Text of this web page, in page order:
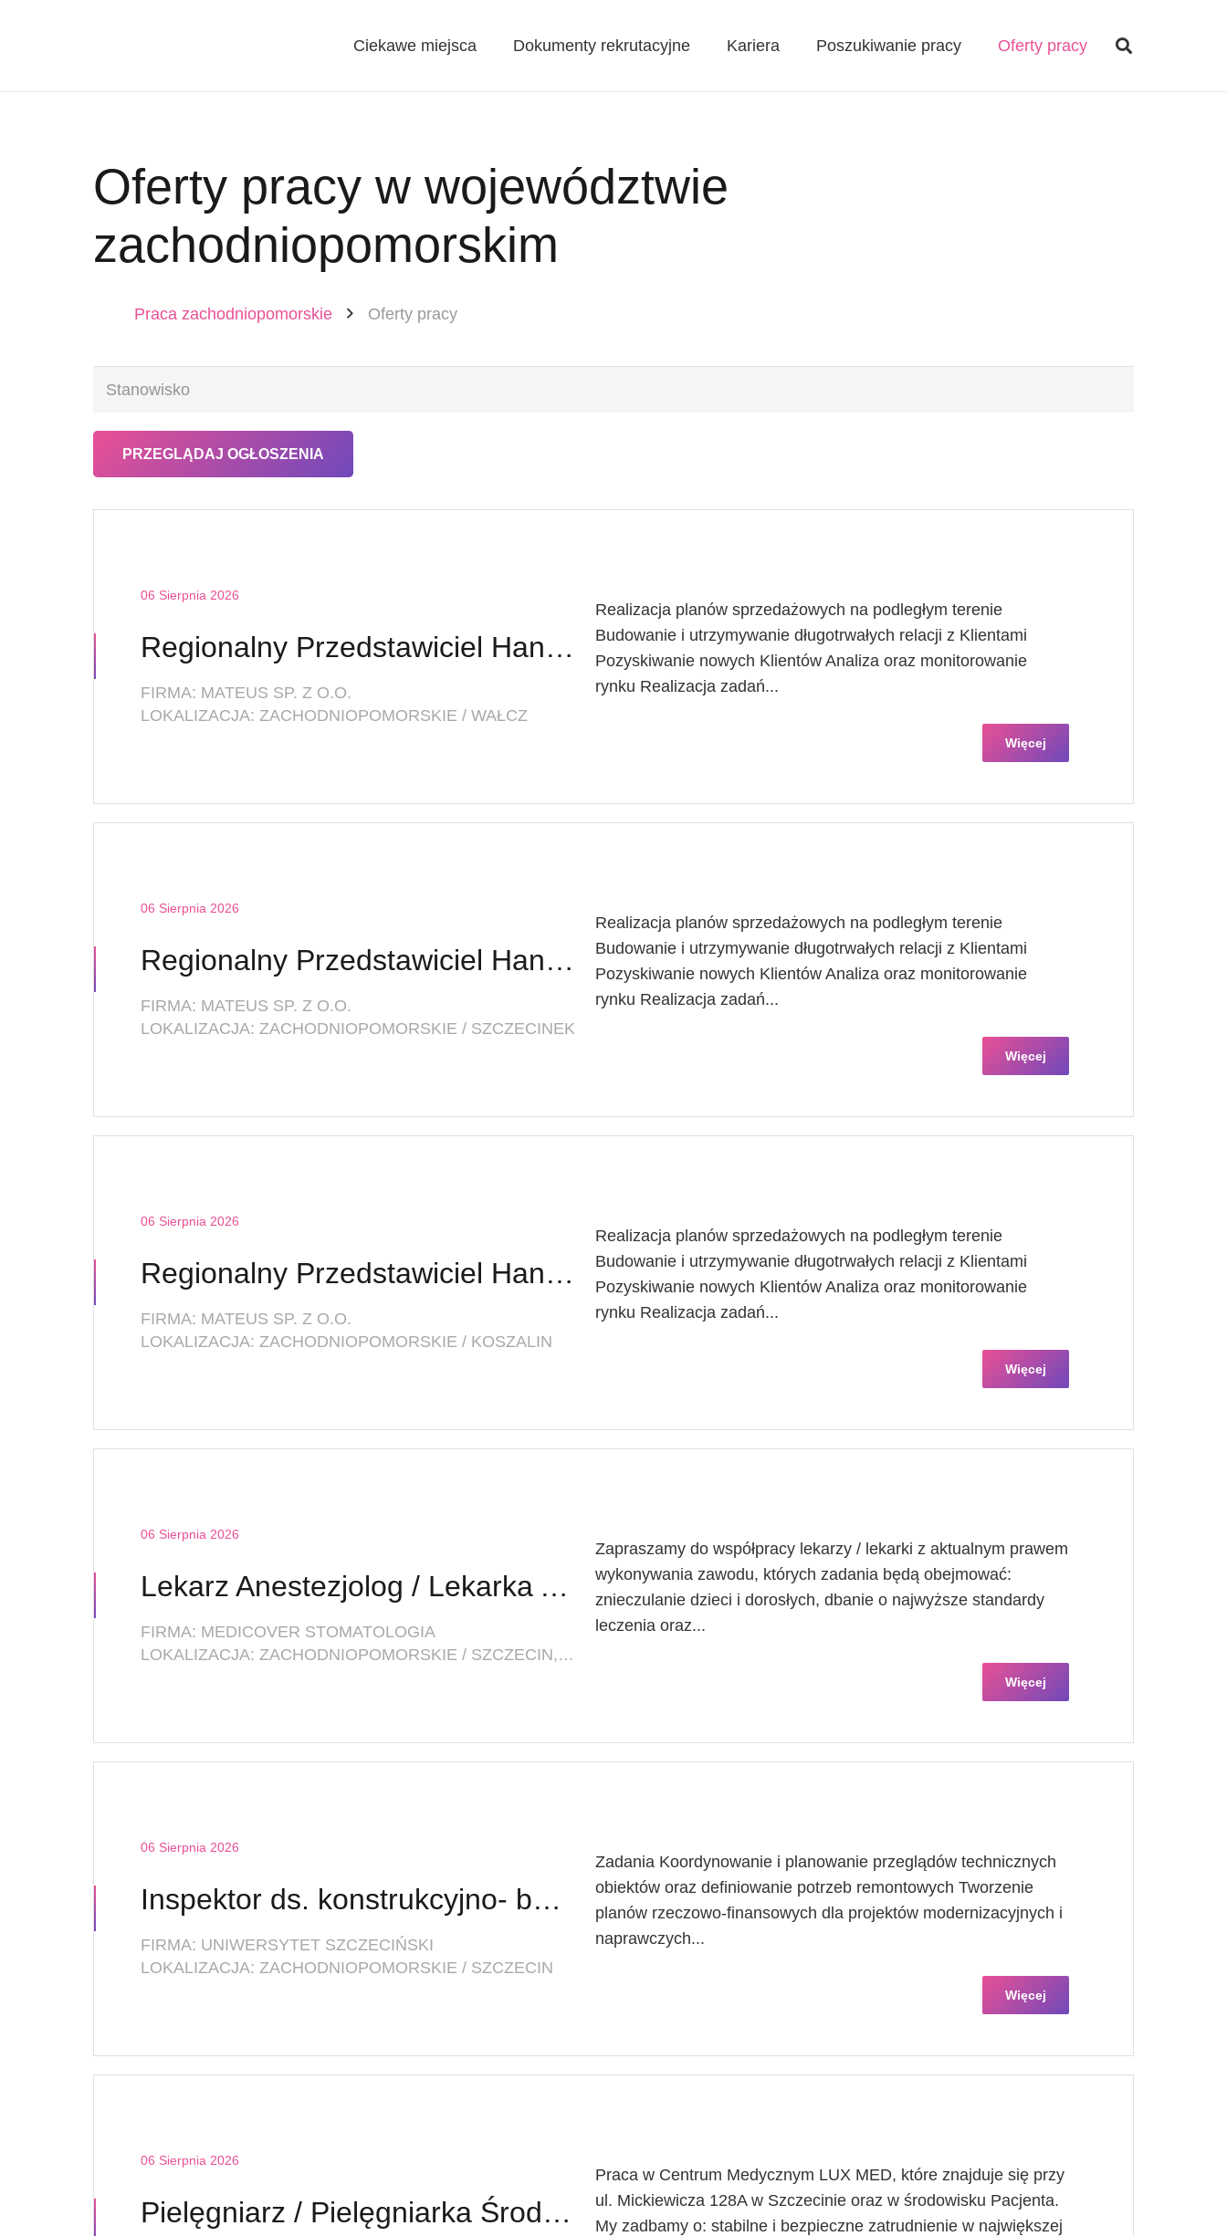
Ciekawe miejsca Dokumenty rekrutacyjne Kariera Poszukiwanie pracy Oferty pracy
Oferty pracy w województwie
zachodniopomorskim
Praca zachodniopomorskie Oferty pracy
06 Sierpnia 2026
Regionalny Przedstawiciel Handlowy (K/M)
FIRMA: MATEUS SP. Z O.O.
LOKALIZACJA: ZACHODNIOPOMORSKIE / WAŁCZ
Realizacja planów sprzedażowych na podległym terenie
Budowanie i utrzymywanie długotrwałych relacji z Klientami
Pozyskiwanie nowych Klientów Analiza oraz monitorowanie
rynku Realizacja zadań...
Więcej
06 Sierpnia 2026
Regionalny Przedstawiciel Handlowy (K/M)
FIRMA: MATEUS SP. Z O.O.
LOKALIZACJA: ZACHODNIOPOMORSKIE / SZCZECINEK
Realizacja planów sprzedażowych na podległym terenie
Budowanie i utrzymywanie długotrwałych relacji z Klientami
Pozyskiwanie nowych Klientów Analiza oraz monitorowanie
rynku Realizacja zadań...
Więcej
06 Sierpnia 2026
Regionalny Przedstawiciel Handlowy (K/M)
FIRMA: MATEUS SP. Z O.O.
LOKALIZACJA: ZACHODNIOPOMORSKIE / KOSZALIN
Realizacja planów sprzedażowych na podległym terenie
Budowanie i utrzymywanie długotrwałych relacji z Klientami
Pozyskiwanie nowych Klientów Analiza oraz monitorowanie
rynku Realizacja zadań...
Więcej
06 Sierpnia 2026
Lekarz Anestezjolog / Lekarka Anestezjolożka
FIRMA: MEDICOVER STOMATOLOGIA
LOKALIZACJA: ZACHODNIOPOMORSKIE / SZCZECIN, PL. BRAMA PORTOWA 1
Zapraszamy do współpracy lekarzy / lekarki z aktualnym prawem
wykonywania zawodu, których zadania będą obejmować:
znieczulanie dzieci i dorosłych, dbanie o najwyższe standardy
leczenia oraz...
Więcej
06 Sierpnia 2026
Inspektor ds. konstrukcyjno- budowlanych w Dziale Inwestycyjno-Technicznym
FIRMA: UNIWERSYTET SZCZECIŃSKI
LOKALIZACJA: ZACHODNIOPOMORSKIE / SZCZECIN
Zadania Koordynowanie i planowanie przeglądów technicznych
obiektów oraz definiowanie potrzeb remontowych Tworzenie
planów rzeczowo-finansowych dla projektów modernizacyjnych i
naprawczych...
Więcej
06 Sierpnia 2026
Pielęgniarz / Pielęgniarka Środowiskowo-Rodzinna
Praca w Centrum Medycznym LUX MED, które znajduje się przy
ul. Mickiewicza 128A w Szczecinie oraz w środowisku Pacjenta.
My zadbamy o: stabilne i bezpieczne zatrudnienie w największej